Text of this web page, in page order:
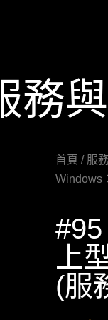
務
首頁 / 服
Windows
上
(服